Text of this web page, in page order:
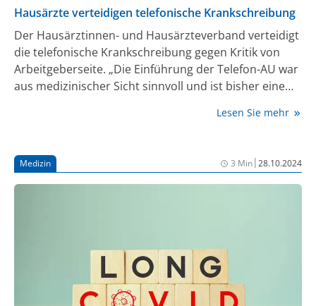
Hausärzte verteidigen telefonische Krankschreibung
Der Hausärztinnen- und Hausärzteverband verteidigt
die telefonische Krankschreibung gegen Kritik von
Arbeitgeberseite. „Die Einführung der Telefon-AU war
aus medizinischer Sicht sinnvoll und ist bisher eine
Maßnahmen zur Entbürokratisierung des
Verbandes, Nicola Buhlinger-Göpfarth, der
„Rheinischen Post“.
Lesen Sie mehr
Medizin 3 Min|28.10.2024